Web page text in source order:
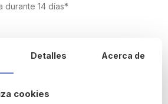
durante 14 días*
pieles sensibles. Tono claro.
dermatológicos anti-UVA-UVB ofrece
Detalles Acerca de
cookies